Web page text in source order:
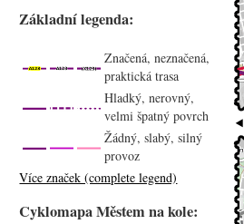
Základní legenda:
Značená, neznačená,
praktická trasa
Hladký, nerovný,
velmi špatný povrch
Žádný, slabý, silný
provoz
Více značek (complete legend)
Cyklomapa Městem na kole: